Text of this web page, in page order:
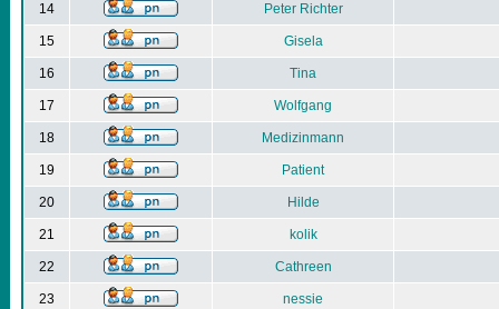
14 Peter Richter
15 Gisela
16 Tina
17 Wolfgang
18 Medizinmann
19 Patient
20 Hilde
21 kolik
22 Cathreen
23 nessie